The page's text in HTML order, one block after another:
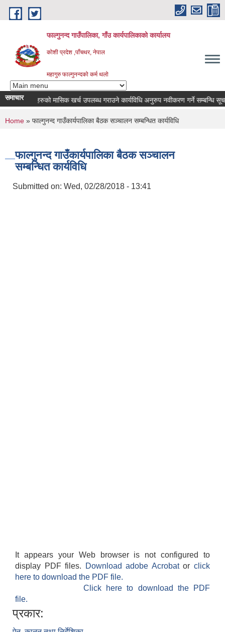
Skip to main content
फाल्गुनन्द गाउँपालिका, गाँउ कार्यपालिकाको कार्यालय
कोशी प्रदेश ,पाँचथर, नेपाल
महागुरु फाल्गुनन्दको कर्म थलो
समाचारविरामीहरुको मासिक खर्च उपलब्ध गराउने कार्यविधि अनुरुप नवीकरण गर्ने सम्बन्धि सूचना |
You are here
Home » फाल्गुनन्द गाउँकार्यपालिका बैठक सञ्चालन सम्बन्धित कार्यविधि
फाल्गुनन्द गाउँकार्यपालिका बैठक सञ्चालन
सम्बन्धित कार्यविधि
Submitted on: Wed, 02/28/2018 - 13:41
It appears your Web browser is not configured to
display PDF files.
Download adobe Acrobatorclick
here to download the PDF file.
Click here to download the PDF
file.
प्रकार: